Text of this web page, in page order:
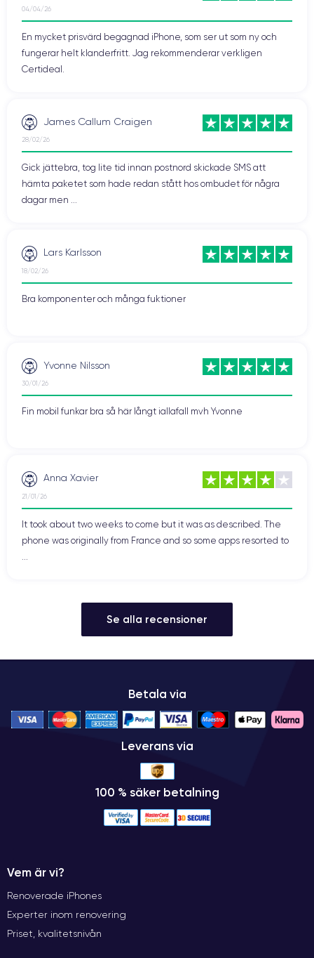
fysiska förändringar och utseende. Det är till exempel möjligt att
känna igen ett ansikte även om det bär solglasögon, en halsduk
eller andra tillbehör.
Alla dessa uppgifter om ansiktsigenkänning lagras i en slags säker
kan komma att tas emot av en tredje part.
04/04/26
En mycket prisvärd begagnad iPhone, som ser ut som ny och
fungerar helt klanderfritt. Jag rekommenderar verkligen
Certideal.
James Callum Craigen
28/02/26
Gick jättebra, tog lite tid innan postnord skickade SMS att
hämta paketet som hade redan stått hos ombudet för några
dagar men ...
Lars Karlsson
18/02/26
Bra komponenter och många fuktioner
Yvonne Nilsson
30/01/26
Fin mobil funkar bra så här långt iallafall mvh Yvonne
Anna Xavier
21/01/26
It took about two weeks to come but it was as described. The
phone was originally from France and so some apps resorted to
Se alla recensioner
Betala via
Leverans via
100 % säker betalning
Vem är vi?
Renoverade iPhones
Experter inom renovering
Priset, kvalitetsnivån